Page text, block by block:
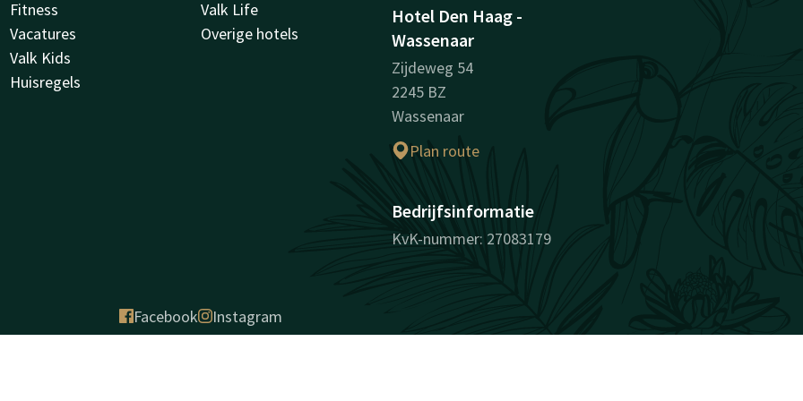
Fitness
Vacatures
Valk Kids
Huisregels
Valk Life
Overige hotels
Hotel Den Haag -
Wassenaar
Zijdeweg 54
2245 BZ
Wassenaar
Plan route
Bedrijfsinformatie
KvK-nummer: 27083179
Facebook Instagram